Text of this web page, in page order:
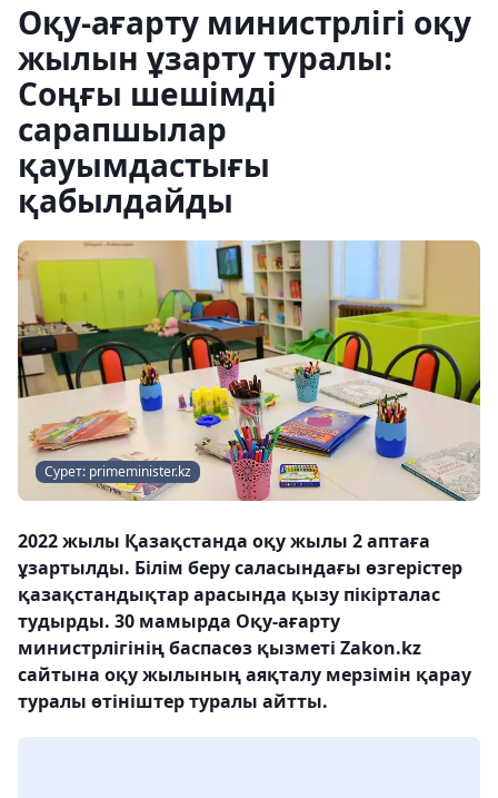
Оқу-ағарту министрлігі оқу
жылын ұзарту туралы:
Соңғы шешімді
сарапшылар
қауымдастығы
қабылдайды
Сурет: primeminister.kz
2022 жылы Қазақстанда оқу жылы 2 аптаға
ұзартылды. Білім беру саласындағы өзгерістер
қазақстандықтар арасында қызу пікірталас
тудырды. 30 мамырда Оқу-ағарту
министрлігінің баспасөз қызметі Zakon.kz
сайтына оқу жылының аяқталу мерзімін қарау
туралы өтініштер туралы айтты.